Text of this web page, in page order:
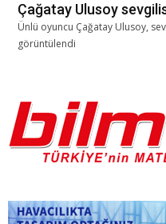
Çağatay Ulusoy
Ünlü oyuncu Çağatay Ulusoy,
görüntülendi